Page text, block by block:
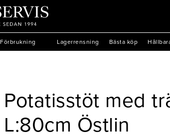
Förbrukning Lagerrensning Bästa köp
Potatisstöt med
L:80cm Östlin